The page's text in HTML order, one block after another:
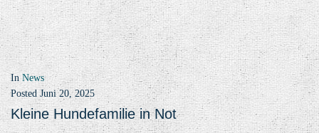
InNews
PostedJuni 20, 2025
Kleine Hundefamilie in Not